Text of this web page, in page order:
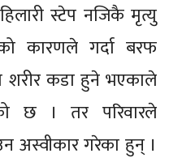
स्टेप नजिकै मृत्यु
कारणले गर्दा बरफ
शरीर कडा हुने भएकाले
छ । तर परिवारले
अस्वीकार गरेका हुन् ।